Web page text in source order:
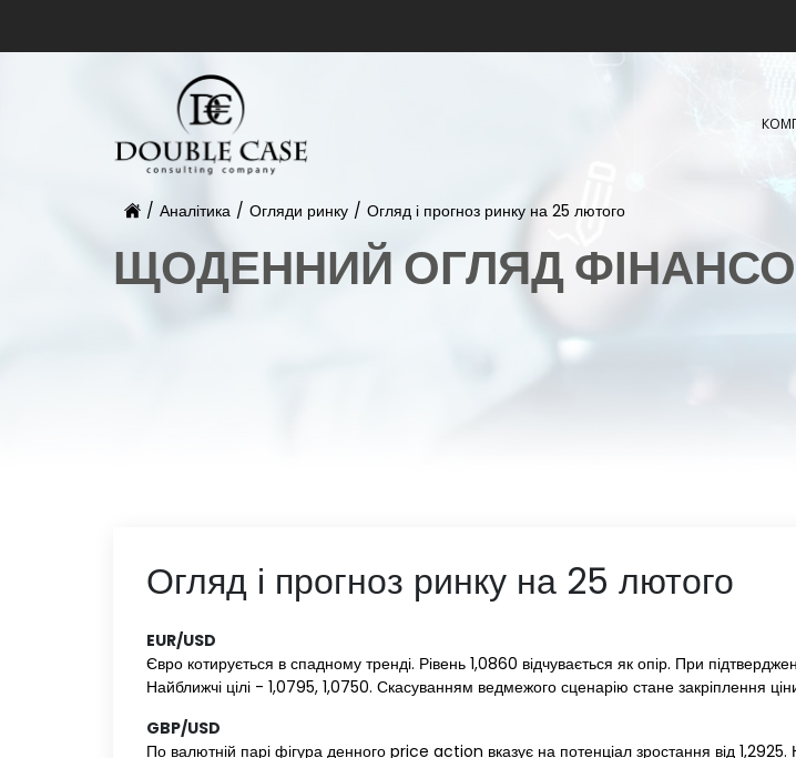
/ Аналітика / Огляди ринку / Огляд і прогноз ринку на 25 лютого
ЩОДЕННИЙ ОГЛЯД
Огляд і прогноз ринку на 25 лютого
EUR/USD‌ ‌
Євро котирується в спадному тренді. Рівень 1,0860 відчувається як опір. При
Найближчі цілі - 1,0795, 1,0750. Скасуванням ведмежого сценарію стане закріплення
GBP/USD‌ ‌
По валютній парі фігура денного price action вказує на потенціал зростання від